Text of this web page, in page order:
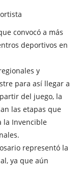
convocó a más
deportivos en
y
para así llegar a
del juego, la
las etapas que
la Invencible
representó la
ya que aún